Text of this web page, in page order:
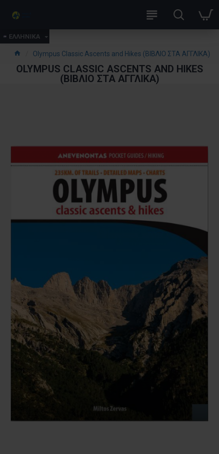
ΕΛΛΗΝΙΚΑ
Olympus Classic Ascents and Hikes (ΒΙΒΛΙΟ ΣΤΑ ΑΓΓΛΙΚΑ)
OLYMPUS CLASSIC ASCENTS AND HIKES
(ΒΙΒΛΙΟ ΣΤΑ ΑΓΓΛΙΚΑ)